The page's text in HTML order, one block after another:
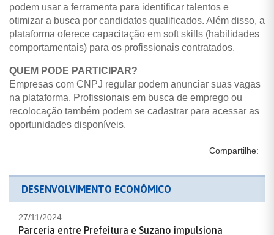
podem usar a ferramenta para identificar talentos e
otimizar a busca por candidatos qualificados. Além disso, a
plataforma oferece capacitação em soft skills (habilidades
comportamentais) para os profissionais contratados.
QUEM PODE PARTICIPAR?
Empresas com CNPJ regular podem anunciar suas vagas
na plataforma. Profissionais em busca de emprego ou
recolocação também podem se cadastrar para acessar as
oportunidades disponíveis.
Compartilhe:
DESENVOLVIMENTO ECONÔMICO
27/11/2024
Parceria entre Prefeitura e Suzano impulsiona